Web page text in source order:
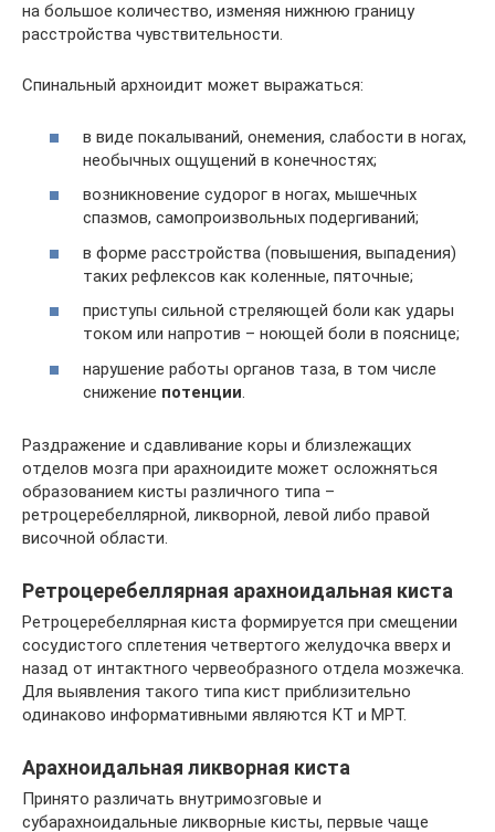
на большое количество, изменяя нижнюю границу
расстройства чувствительности.
Спинальный архноидит может выражаться:
в виде покалываний, онемения, слабости в ногах,
необычных ощущений в конечностях;
возникновение судорог в ногах, мышечных
спазмов, самопроизвольных подергиваний;
в форме расстройства (повышения, выпадения)
таких рефлексов как коленные, пяточные;
приступы сильной стреляющей боли как удары
током или напротив – ноющей боли в пояснице;
нарушение работы органов таза, в том числе
снижение потенции.
Раздражение и сдавливание коры и близлежащих
отделов мозга при арахноидите может осложняться
образованием кисты различного типа –
ретроцеребеллярной, ликворной, левой либо правой
височной области.
Ретроцеребеллярная арахноидальная киста
Ретроцеребеллярная киста формируется при смещении
сосудистого сплетения четвертого желудочка вверх и
назад от интактного червеобразного отдела мозжечка.
Для выявления такого типа кист приблизительно
одинаково информативными являются КТ и МРТ.
Арахноидальная ликворная киста
Принято различать внутримозговые и
субарахноидальные ликворные кисты, первые чаще